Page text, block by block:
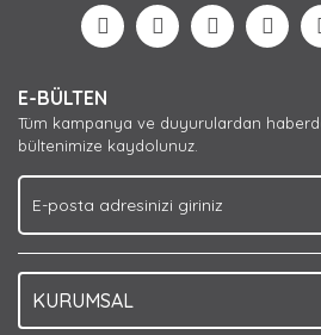
Yorum Yaz
Görüş ve önerileriniz için teşekkür
Ürün açıklamasında eksik bilgiler
Ürün bilgilerinde hatalar
Ürün fiyatı diğer sitelerden daha
Bu ürüne benzer farklı
E-BÜLTEN
Tüm kampanya ve duyurulardan
bültenimize kaydolunuz.
KURUMSAL